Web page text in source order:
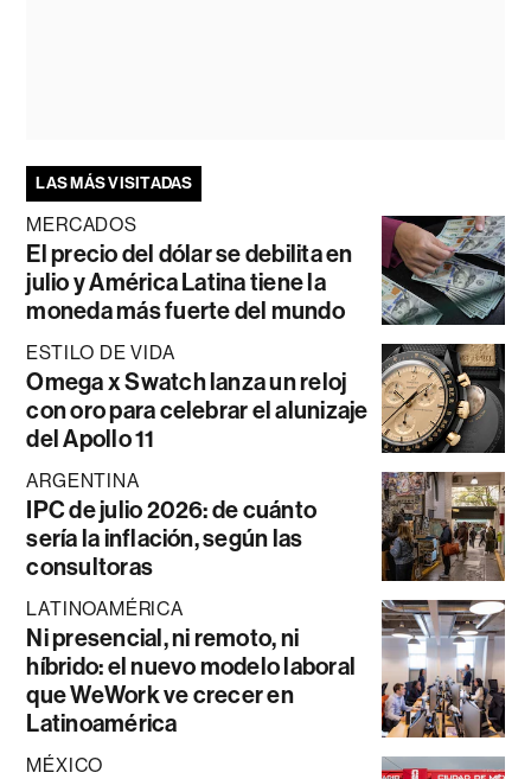
LAS MÁS VISITADAS
MERCADOS
El precio del dólar se debilita en
julio y América Latina tiene la
moneda más fuerte del mundo
ESTILO DE VIDA
Omega x Swatch lanza un reloj
con oro para celebrar el alunizaje
del Apollo 11
ARGENTINA
IPC de julio 2026: de cuánto
sería la inflación, según las
consultoras
LATINOAMÉRICA
Ni presencial, ni remoto, ni
híbrido: el nuevo modelo laboral
que WeWork ve crecer en
Latinoamérica
MÉXICO